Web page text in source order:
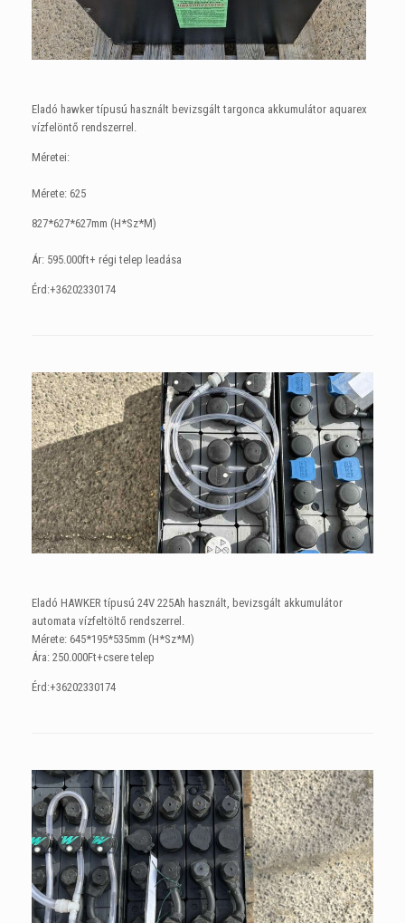
Eladó hawker típusú használt bevizsgált targonca akkumulátor aquarex
vízfelöntő rendszerrel.
Méretei:
Mérete: 625
827*627*627mm (H*Sz*M)
Ár: 595.000ft+ régi telep leadása
Érd:+36202330174
Eladó HAWKER típusú 24V 225Ah használt, bevizsgált akkumulátor
automata vízfeltöltő rendszerrel.
Mérete: 645*195*535mm (H*Sz*M)
Ára: 250.000Ft+csere telep
Érd:+36202330174